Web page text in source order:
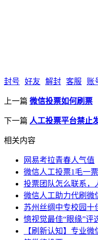
封号 好友 解封 客服 账
上一篇 微信投票如何刷票
下一篇 人工投票平台禁止
相关内容
网易考拉青春人气值
微信人工投票1毛一
投票团队怎么联系，
微信人工助力代刷微
苏州丝绸中专校园十
憶视觉最佳“眼缘”评
【刷新认知】专业